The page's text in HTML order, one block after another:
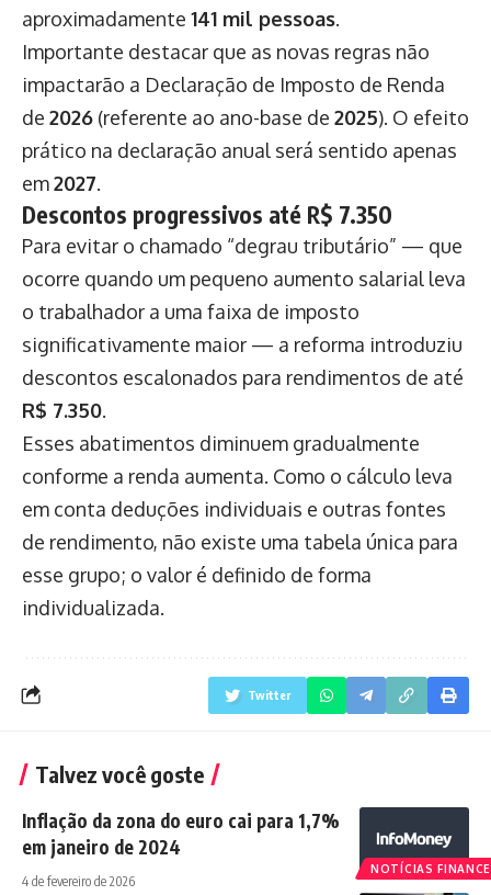
aproximadamente 141 mil pessoas.
Importante destacar que as novas regras não
impactarão a Declaração de Imposto de Renda
de 2026 (referente ao ano-base de 2025). O efeito
prático na declaração anual será sentido apenas
em2027.
Descontos progressivos até R$ 7.350
Para evitar o chamado “degrau tributário” — que
ocorre quando um pequeno aumento salarial leva
o trabalhador a uma faixa de imposto
significativamente maior — a reforma introduziu
descontos escalonados para rendimentos de até
R$ 7.350.
Esses abatimentos diminuem gradualmente
conforme a renda aumenta. Como o cálculo leva
em conta deduções individuais e outras fontes
de rendimento, não existe uma tabela única para
esse grupo; o valor é definido de forma
individualizada.
Twitter
Talvez você goste
NOTÍCIAS
Inflação da zona do euro cai para 1,7%
em janeiro de 2024
4 de fevereiro de 2026